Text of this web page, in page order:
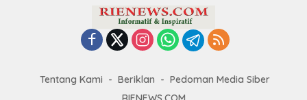
Tentang Kami Beriklan
Pedoman Media Siber